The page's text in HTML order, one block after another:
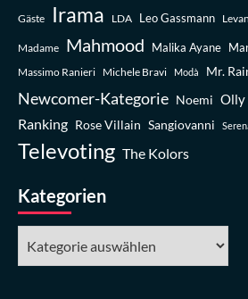
Gäste Irama LDA Leo Gassmann
Madame Mahmood Malika Ayane
Massimo Ranieri Michele Bravi Modà Mr.
Newcomer-Kategorie Noemi Olly
Ranking Rose Villain Sangiovanni
Televoting The Kolors
Kategorien